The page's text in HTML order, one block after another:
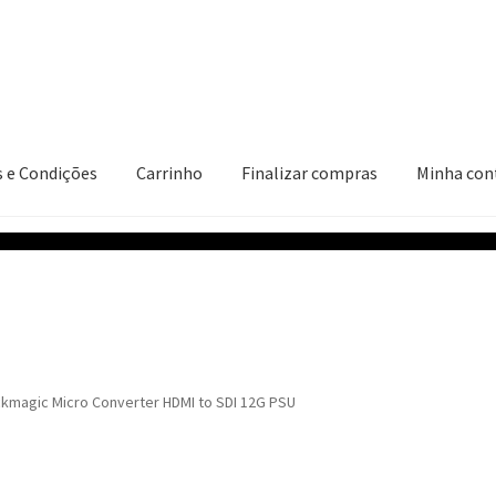
e Condições Carrinho Finalizar compras Minha
CarrinhoFinalizar comprasMinha conta
Micro Converter HDMI to SDI 12G PSU